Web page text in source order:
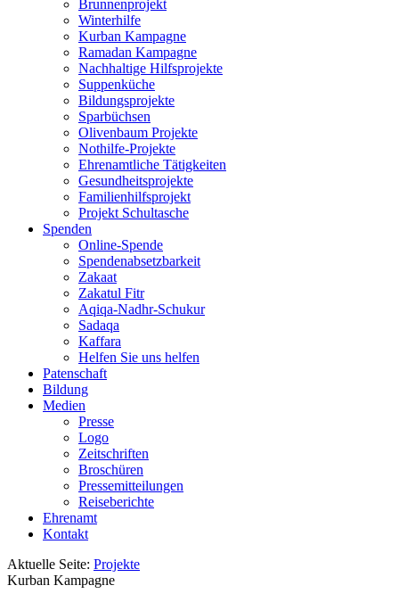
Brunnenprojekt
Winterhilfe
Kurban Kampagne
Ramadan Kampagne
Nachhaltige Hilfsprojekte
Suppenküche
Bildungsprojekte
Sparbüchsen
Olivenbaum Projekte
Nothilfe-Projekte
Ehrenamtliche Tätigkeiten
Gesundheitsprojekte
Familienhilfsprojekt
Projekt Schultasche
Spenden
Online-Spende
Spendenabsetzbarkeit
Zakaat
Zakatul Fitr
Aqiqa-Nadhr-Schukur
Sadaqa
Kaffara
Helfen Sie uns helfen
Patenschaft
Bildung
Medien
Presse
Logo
Zeitschriften
Broschüren
Pressemitteilungen
Reiseberichte
Ehrenamt
Kontakt
Aktuelle Seite: Projekte
Kurban Kampagne